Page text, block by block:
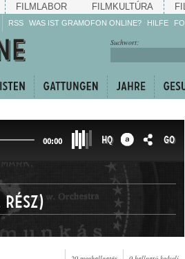
FILMLABOR FILMKULTÚRA
RSS WAS IST GRAMOFON ONLINE? HILFE
Machen
weiter!
Suchwort:
00:00 HQ GO
rész)